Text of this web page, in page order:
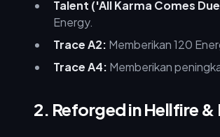
Talent ('All Karma Comes
Energy.
Trace A2: Memberikan 120
Trace A4: Memberikan
2. Reforged in Hellfire